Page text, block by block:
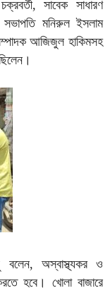
সাবেক সাধারণ
মনিরুল ইসলাম
আজিজুল হাকিমসহ
বলেন, অস্বাস্থ্যকর ও
হবে। খোলা বাজারে